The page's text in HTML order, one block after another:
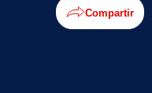
Compartir